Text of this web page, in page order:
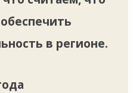
в регионе.